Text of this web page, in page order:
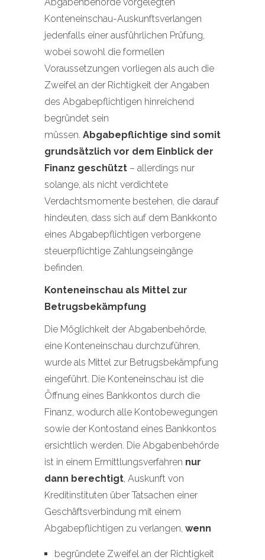
Konteneinschau-Auskunftsverlangen
jedenfalls einer ausführlichen Prüfung,
wobei sowohl die formellen
Voraussetzungen vorliegen als auch die
Zweifel an der Richtigkeit der Angaben
des Abgabepflichtigen hinreichend
begründet sein
müssen. Abgabepflichtige sind somit
grundsätzlich vor dem Einblick der
Finanz geschützt – allerdings nur
solange, als nicht verdichtete
Verdachtsmomente bestehen, die darauf
hindeuten, dass sich auf dem Bankkonto
eines Abgabepflichtigen verborgene
steuerpflichtige Zahlungseingänge
befinden.
Konteneinschau als Mittel zur
Betrugsbekämpfung
Die Möglichkeit der Abgabenbehörde,
eine Konteneinschau durchzuführen,
wurde als Mittel zur Betrugsbekämpfung
eingeführt. Die Konteneinschau ist die
Öffnung eines Bankkontos durch die
Finanz, wodurch alle Kontobewegungen
sowie der Kontostand eines Bankkontos
ersichtlich werden. Die Abgabenbehörde
ist in einem Ermittlungsverfahren nur
dann berechtigt, Auskunft von
Kreditinstituten über Tatsachen einer
Geschäftsverbindung mit einem
Abgabepflichtigen zu verlangen, wenn
begründete Zweifel an der Richtigkeit